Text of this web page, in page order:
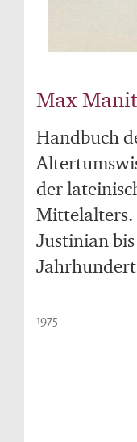
Max
Handbuch
der
Mittelalters.
Justinian
1975